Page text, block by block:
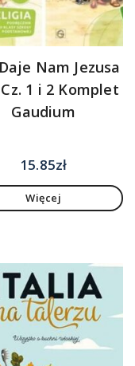
Nam Jezusa
1 i 2 Komplet
Gaudium
15.85zł
Więcej